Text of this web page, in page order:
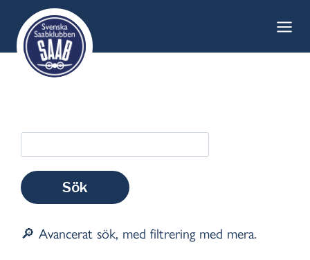
content
🔎 Avancerat sök, med filtrering med mera.